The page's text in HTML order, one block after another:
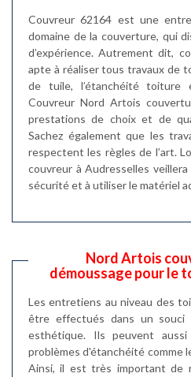
Couvreur 62164 est une
domaine de la couverture, qui
d’expérience. Autrement dit,
apte à réaliser tous travaux de
de tuile, l’étanchéité
Couvreur Nord Artois
prestations de choix et de
Sachez également que les
respectent les règles de l’art.
couvreur à Audresselles
sécurité et à utiliser le matériel
Nord Artois
démoussage pour le
Les entretiens au niveau des
être effectués dans un souci
esthétique. Ils peuvent
problèmes d'étanchéité comme
Ainsi, il est très important de